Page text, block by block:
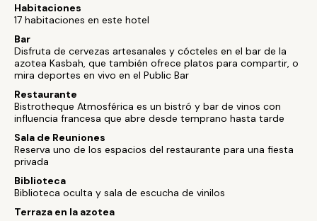
Habitaciones
17 habitaciones en este hotel
Bar
Disfruta de cervezas artesanales y cócteles en el bar de la
azotea Kasbah, que también ofrece platos para compartir, o
mira deportes en vivo en el Public Bar
Restaurante
Bistrotheque Atmosférica es un bistró y bar de vinos con
influencia francesa que abre desde temprano hasta tarde
Sala de Reuniones
Reserva uno de los espacios del restaurante para una fiesta
privada
Biblioteca
Biblioteca oculta y sala de escucha de vinilos
Terraza en la azotea